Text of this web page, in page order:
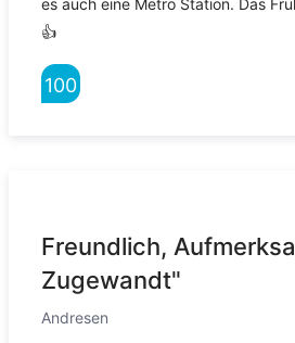
es auch eine Metro Station. Das
👍
100
Freundlich,
Zugewandt"
Andresen